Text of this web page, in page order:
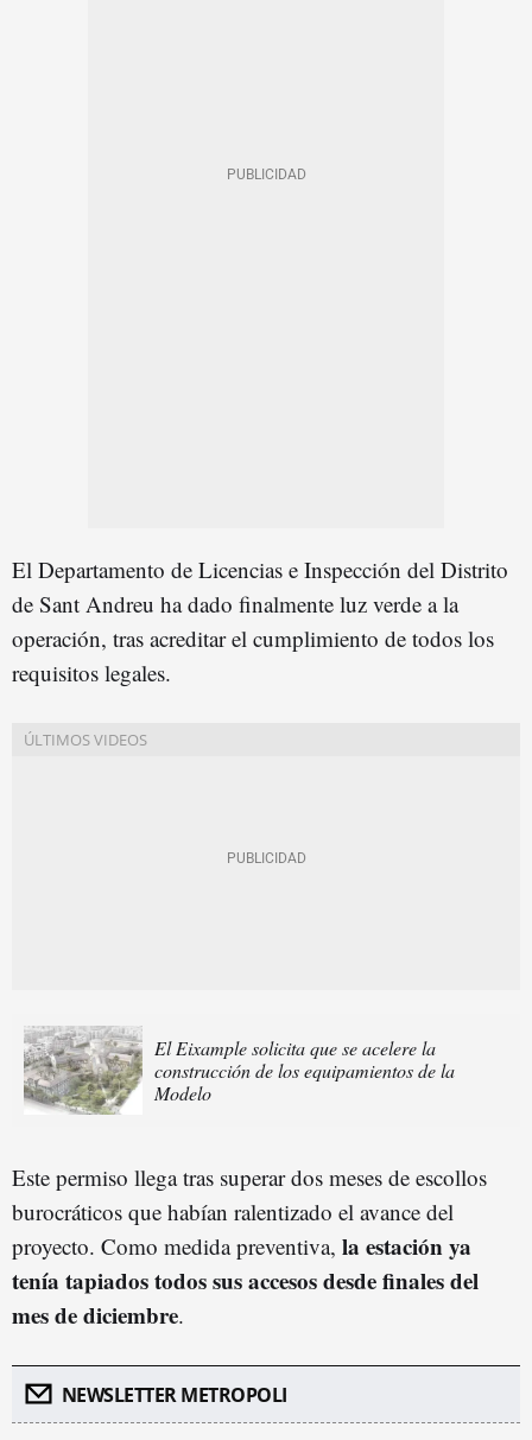
El Departamento de Licencias e Inspección del Distrito
de Sant Andreu ha dado finalmente luz verde a la
operación, tras acreditar el cumplimiento de todos los
requisitos legales.
El Eixample solicita que se acelere la
construcción de los equipamientos de la
Modelo
Este permiso llega tras superar dos meses de escollos
burocráticos que habían ralentizado el avance del
proyecto. Como medida preventiva, la estación ya
tenía tapiados todos sus accesos desde finales del
mes de diciembre.
NEWSLETTER METROPOLI